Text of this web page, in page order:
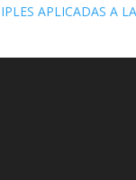
APLICADAS A